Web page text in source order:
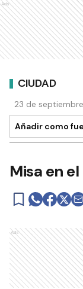
Ads
CIUDAD
23 de
Añadir como
Misa en
Ads